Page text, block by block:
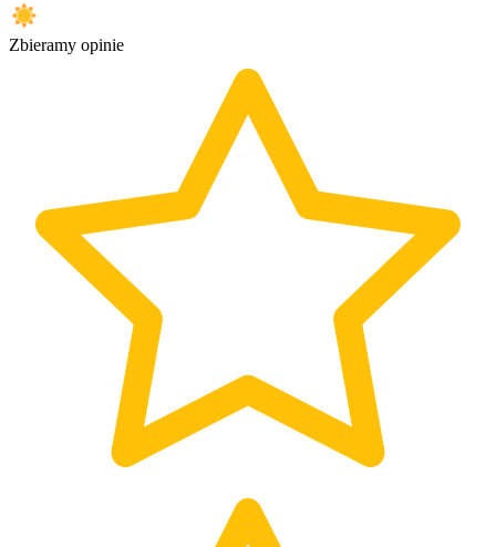
Zbieramy opinie